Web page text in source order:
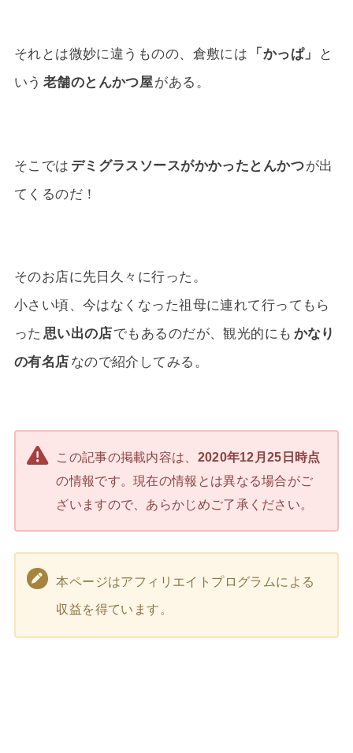
それとは微妙に違うものの、倉敷には 「かっぱ」
と
いう 老舗のとんかつ屋がある。
そこでは デミグラスソースがかかったとんかつが出
てくるのだ！
そのお店に先日久々に行った。
小さい頃、今はなくなった祖母に連れて行ってもら
った 思い出の店でもあるのだが、観光的にも かなり
の有名店 なので紹介してみる。
この記事の掲載内容は、 2020年12月25日時点
の情報です。現在の情報とは異なる場合がご
ざいますので、あらかじめご了承ください。
本ページはアフィリエイトプログラムによる
収益を得ています。